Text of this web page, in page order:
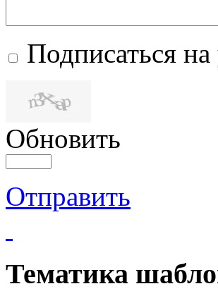
Подписаться
Обновить
Отправить
Тематика